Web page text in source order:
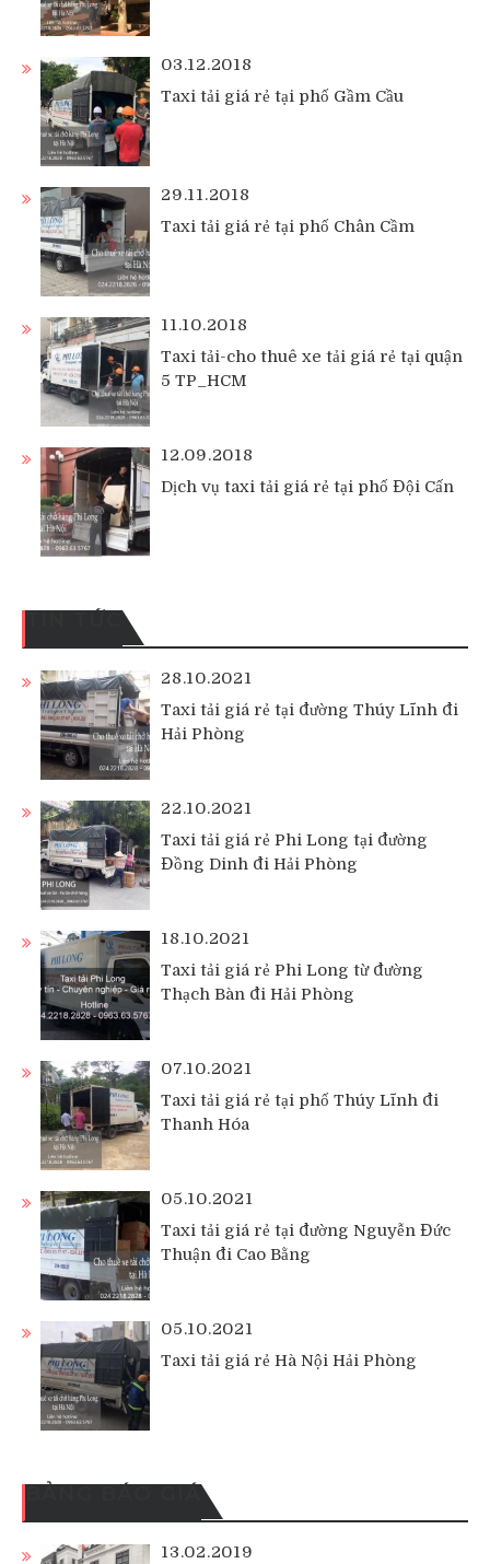
03.12.2018
Taxi tải giá rẻ tại phố Gầm Cầu
29.11.2018
Taxi tải giá rẻ tại phố Chân Cầm
11.10.2018
Taxi tải-cho thuê xe tải giá rẻ tại quận
5 TP_HCM
12.09.2018
Dịch vụ taxi tải giá rẻ tại phố Đội Cấn
TIN TỨC
28.10.2021
Taxi tải giá rẻ tại đường Thúy Lĩnh đi
Hải Phòng
22.10.2021
Taxi tải giá rẻ Phi Long tại đường
Đồng Dinh đi Hải Phòng
18.10.2021
Taxi tải giá rẻ Phi Long từ đường
Thạch Bàn đi Hải Phòng
07.10.2021
Taxi tải giá rẻ tại phố Thúy Lĩnh đi
Thanh Hóa
05.10.2021
Taxi tải giá rẻ tại đường Nguyễn Đức
Thuận đi Cao Bằng
05.10.2021
Taxi tải giá rẻ Hà Nội Hải Phòng
BẢNG BÁO GIÁ
13.02.2019